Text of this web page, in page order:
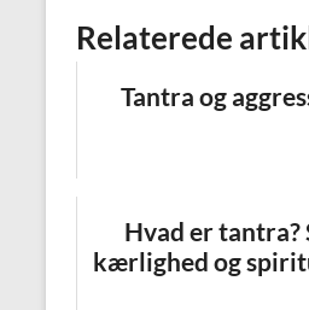
Relaterede
Tantra og
Hvad er tantra?
kærlighed og